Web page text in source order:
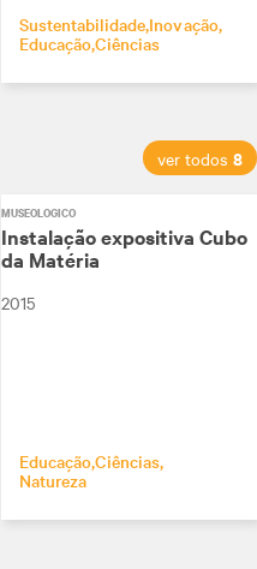
SustentabilidadeInovação
EducaçãoCiências
ver todos 8
MUSEOLÓGICO
Instalação expositiva Cubo
da Matéria
2015
EducaçãoCiências
Natureza